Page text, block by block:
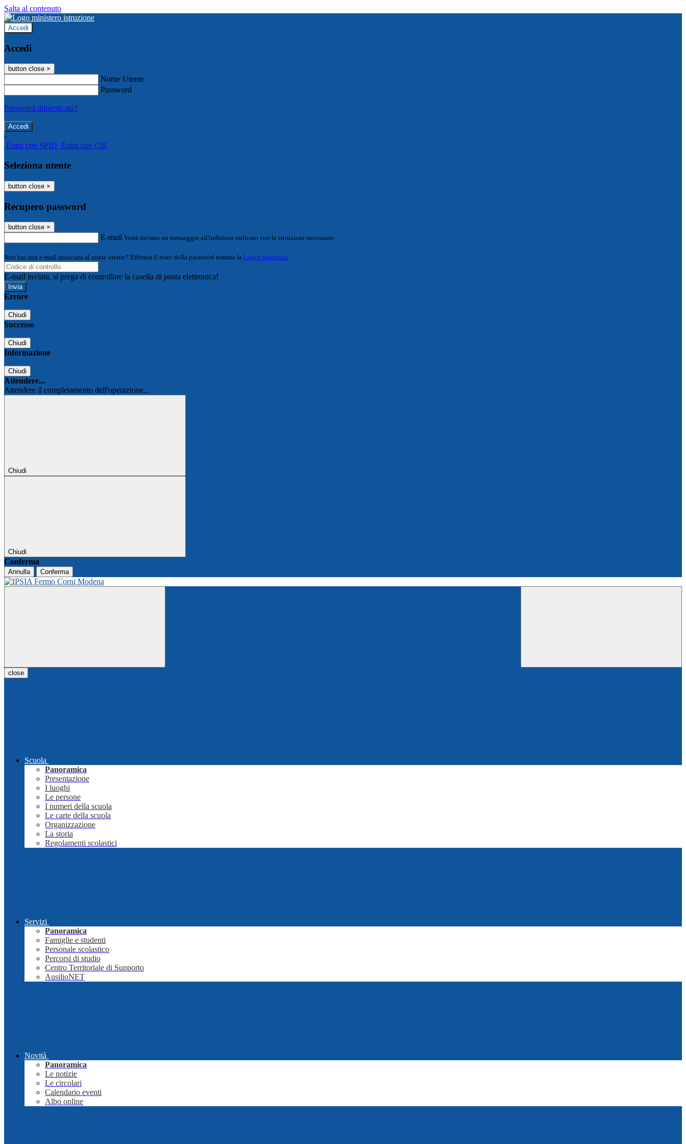
Salta al contenuto
Accedi
Accedi
button close ×
Nome Utente
Password
Password dimenticata?
-
Entra con SPID Entra con CIE
Seleziona utente
button close ×
Recupero password
button close ×
E-mail Verrà inviato un messaggio all'indirizzo indicato con le istruzioni necessarie.
Non hai una e-mail associata al nome utente? Effettua il reset della password tramite la Login Spaggiari
E-mail inviata, si prega di controllare la casella di posta elettronica!
Errore
Chiudi
Successo
Chiudi
Informazione
Chiudi
Attendere...
Attendere il completamento dell'operazione...
Chiudi
Chiudi
Conferma
Annulla Conferma
close
Scuola
Panoramica
Presentazione
I luoghi
Le persone
I numeri della scuola
Le carte della scuola
Organizzazione
La storia
Regolamenti scolastici
Servizi
Panoramica
Famiglie e studenti
Personale scolastico
Percorsi di studio
Centro Territoriale di Supporto
AusilioNET
Novità
Panoramica
Le notizie
Le circolari
Calendario eventi
Albo online